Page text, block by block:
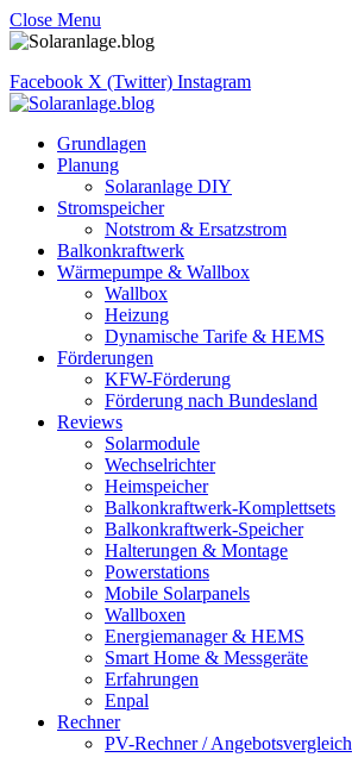
Close Menu
Facebook X (Twitter) Instagram
Grundlagen
Planung
Solaranlage DIY
Stromspeicher
Notstrom & Ersatzstrom
Balkonkraftwerk
Wärmepumpe & Wallbox
Wallbox
Heizung
Dynamische Tarife & HEMS
Förderungen
KFW-Förderung
Förderung nach Bundesland
Reviews
Solarmodule
Wechselrichter
Heimspeicher
Balkonkraftwerk-Komplettsets
Balkonkraftwerk-Speicher
Halterungen & Montage
Powerstations
Mobile Solarpanels
Wallboxen
Energiemanager & HEMS
Smart Home & Messgeräte
Erfahrungen
Enpal
Rechner
PV-Rechner / Angebotsvergleich